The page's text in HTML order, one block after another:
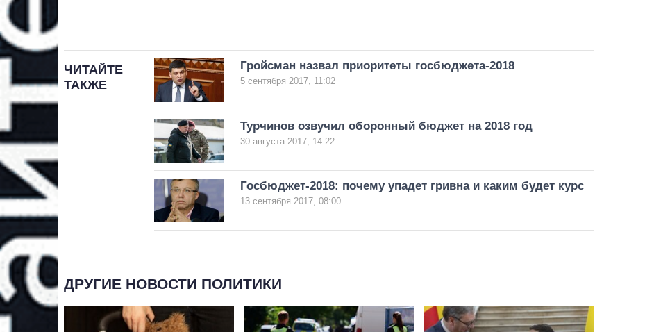
ЧИТАЙТЕ
ТАКЖЕ
Гройсман назвал приоритеты госбюджета-2018
5 сентября 2017, 11:02
Турчинов озвучил оборонный бюджет на 2018 год
30 августа 2017, 14:22
Госбюджет-2018: почему упадет гривна и каким будет курс
13 сентября 2017, 08:00
ДРУГИЕ НОВОСТИ ПОЛИТИКИ